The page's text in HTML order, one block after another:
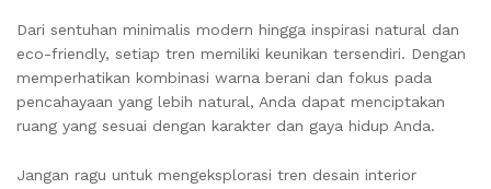
Dari sentuhan minimalis modern hingga inspirasi natural dan
eco-friendly, setiap tren memiliki keunikan tersendiri. Dengan
memperhatikan kombinasi warna berani dan fokus pada
pencahayaan yang lebih natural, Anda dapat menciptakan
ruang yang sesuai dengan karakter dan gaya hidup Anda.
Jangan ragu untuk mengeksplorasi tren desain interior